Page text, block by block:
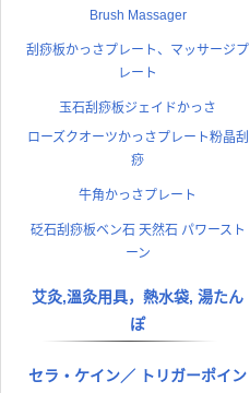
Brush Massager
刮痧板かっさプレート、マッサージプ
レート
玉石刮痧板ジェイドかっさ
ローズクオーツかっさプレート粉晶刮
痧
牛角かっさプレート
砭石刮痧板ベン石 天然石 パワースト
ーン
艾灸,溫灸用具，熱水袋, 湯たん
ぽ
セラ・ケイン／ トリガーポイン